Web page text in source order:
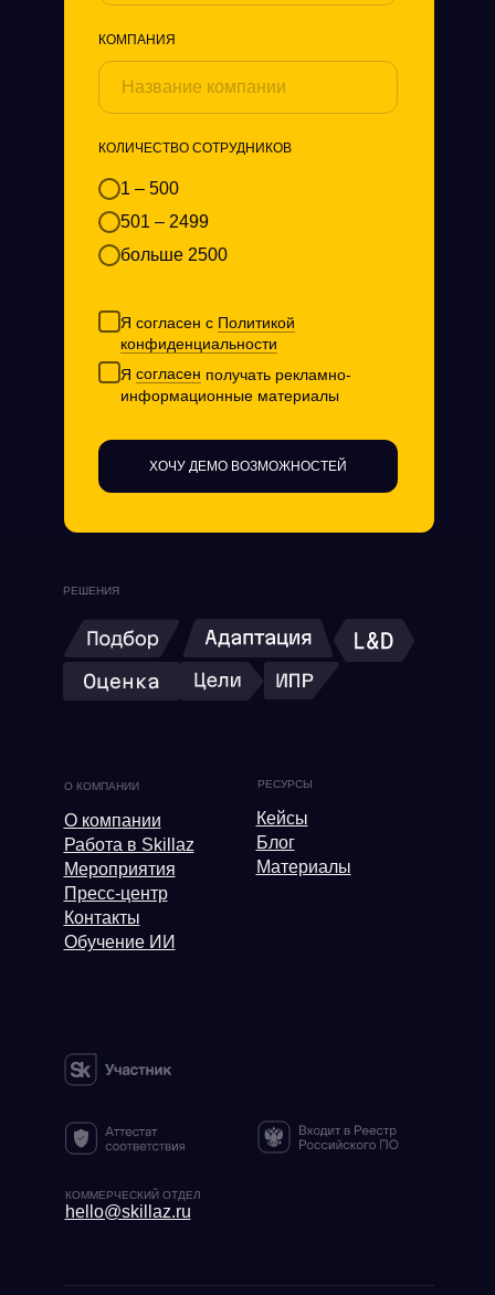
КОМПАНИЯ
КОЛИЧЕСТВО СОТРУДНИКОВ
1 – 500
501 – 2499
больше 2500
Я согласен с Политикой
конфиденциальности
Я согласен получать рекламно-
информационные материалы
ХОЧУ ДЕМО ВОЗМОЖНОСТЕЙ
КОММЕРЧЕСКИЙ ОТДЕЛ
hello@skillaz.ru
О компании
Работа в Skillaz
Мероприятия
Пресс-центр
Контакты
Обучение ИИ
Кейсы
Блог
Материалы
РЕСУРСЫ
О КОМПАНИИ
РЕШЕНИЯ